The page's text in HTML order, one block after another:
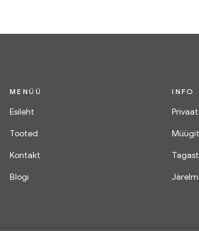
MENÜÜ
Esileht
Tooted
Kontakt
Blogi
INFO